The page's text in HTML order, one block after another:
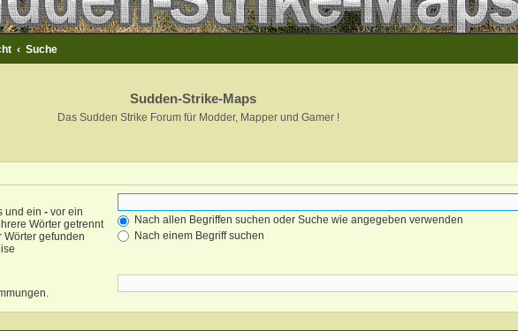
Suche
Sudden-Strike-Maps
Das Sudden Strike Forum für Modder, Mapper und Gamer !
und ein -vor ein
Wörter getrennt
gefunden
Nach allen Begriffen suchen oder Suche wie angegeben verwenden
Nach einem Begriff suchen